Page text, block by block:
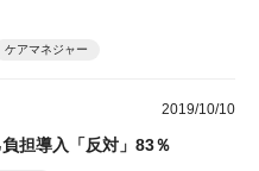
ケアマネジャー
2019/10/10
担導入「反対」83％